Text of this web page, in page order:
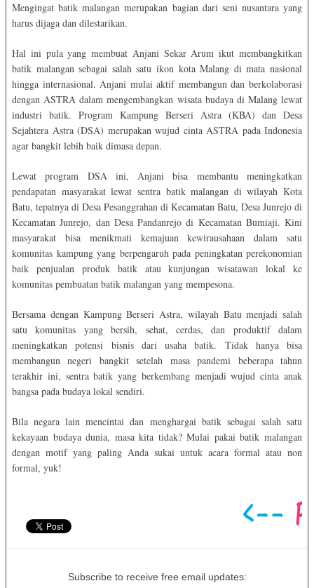
Mengingat batik malangan merupakan bagian dari seni nusantara yang
harus dijaga dan dilestarikan.
Hal ini pula yang membuat Anjani Sekar Arum ikut membangkitkan
batik malangan sebagai salah satu ikon kota Malang di mata nasional
hingga internasional. Anjani mulai aktif membangun dan berkolaborasi
dengan ASTRA dalam mengembangkan wisata budaya di Malang lewat
industri batik. Program Kampung Berseri Astra (KBA) dan Desa
Sejahtera Astra (DSA) merupakan wujud cinta ASTRA pada Indonesia
agar bangkit lebih baik dimasa depan.
Lewat program DSA ini, Anjani bisa membantu meningkatkan
pendapatan masyarakat lewat sentra batik malangan di wilayah Kota
Batu, tepatnya di Desa Pesanggrahan di Kecamatan Batu, Desa Junrejo di
Kecamatan Junrejo, dan Desa Pandanrejo di Kecamatan Bumiaji. Kini
masyarakat bisa menikmati kemajuan kewirausahaan dalam satu
komunitas kampung yang berpengaruh pada peningkatan perekonomian
baik penjualan produk batik atau kunjungan wisatawan lokal ke
komunitas pembuatan batik malangan yang mempesona.
Bersama dengan Kampung Berseri Astra, wilayah Batu menjadi salah
satu komunitas yang bersih, sehat, cerdas, dan produktif dalam
meningkatkan potensi bisnis dari usaha batik. Tidak hanya bisa
membangun negeri bangkit setelah masa pandemi beberapa tahun
terakhir ini, sentra batik yang berkembang menjadi wujud cinta anak
bangsa pada budaya lokal sendiri.
Bila negara lain mencintai dan menghargai batik sebagai salah satu
kekayaan budaya dunia, masa kita tidak? Mulai pakai batik malangan
dengan motif yang paling Anda sukai untuk acara formal atau non
formal, yuk!
Subscribe to receive free email updates: